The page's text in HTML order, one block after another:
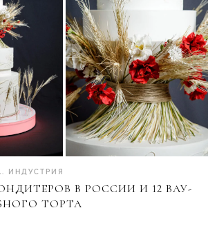
ИНДУСТРИЯ
В РОССИИ И 12 ВАУ-
ТОРТА